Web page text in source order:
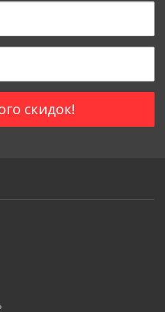
Желтой и коричневой вода
и торфяники, где насыщается
же на цвет влияет содержание
и прочих элементов. Часто вода
цвет из-за неочищенных
фильтрами очистки воды